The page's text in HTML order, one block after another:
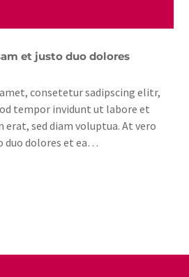
et justo duo dolores
consetetur sadipscing elitr,
tempor invidunt ut labore et
erat, sed diam voluptua. At vero
duo dolores et ea…